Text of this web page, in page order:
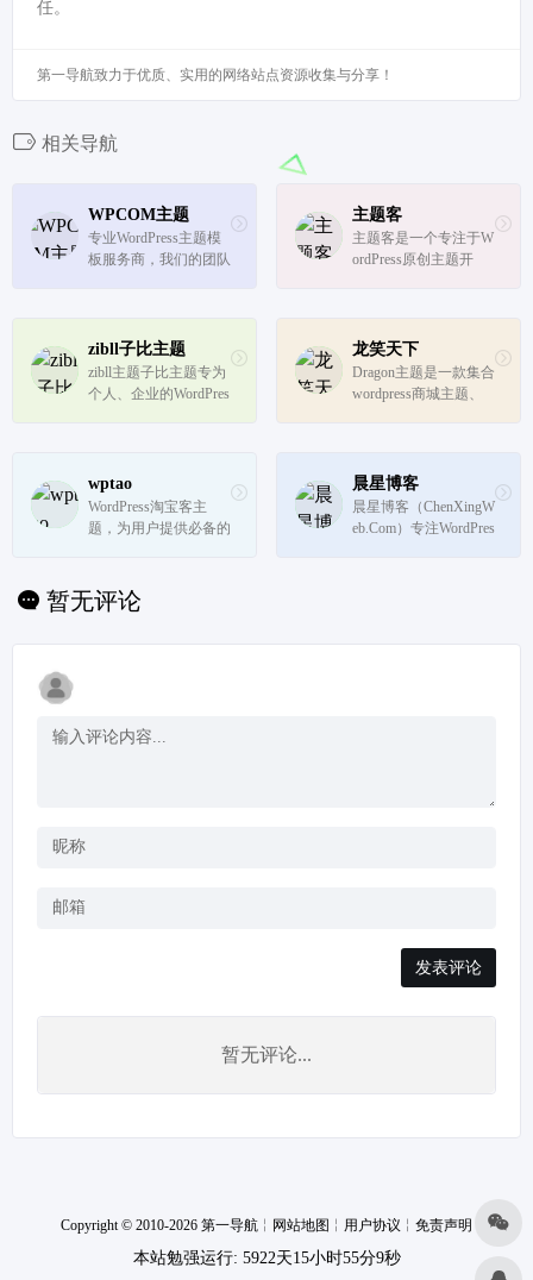
任。
第一导航致力于优质、实用的网络站点资源收集与分享！
相关导航
WPCOM主题
专业WordPress主题模
板服务商，我们的团队
发，并有我们自主开发
的wordpress后台主题
设置面板，即使不懂代
主题客
主题客是一个专注于W
ordPress原创主题开
zibll子比主题
zibll主题子比主题专为
个人、企业的WordPres
商城功能以及易用的模
块化配置，成为更加适
合中文wordpress商城
龙笑天下
Dragon主题是一款集合
wordpress商城主题、
题模板，支持QQ微博
微信登录，支持支付宝
当面付、微信扫码/H5
wptao
WordPress淘宝客主
题，为用户提供必备的
信机器人、淘宝客插件
（wptao）等。
晨星博客
晨星博客（ChenXingW
eb.Com）专注WordPres
暂无评论
发表评论
暂无评论...
Copyright © 2010-2026 第一导航 ╎ 网站地图 ╎ 用户协议 ╎ 免责声明
本站勉强运行: 5922天15小时55分10秒